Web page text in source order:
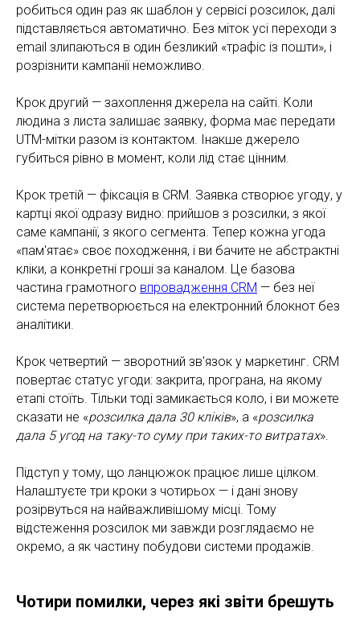
робиться один раз як шаблон у сервісі розсилок, далі
підставляється автоматично. Без міток усі переходи з
email злипаються в один безликий «трафіс із пошти», і
розрізнити кампанії неможливо.
Крок другий — захоплення джерела на сайті. Коли
людина з листа залишає заявку, форма має передати
UTM-мітки разом із контактом. Інакше джерело
губиться рівно в момент, коли лід стає цінним.
Крок третій — фіксація в CRM. Заявка створює угоду, у
картці якої одразу видно: прийшов з розсилки, з якої
саме кампанії, з якого сегмента. Тепер кожна угода
«пам'ятає» своє походження, і ви бачите не абстрактні
кліки, а конкретні гроші за каналом. Це базова
частина грамотного впровадження CRM — без неї
система перетворюється на електронний блокнот без
аналітики.
Крок четвертий — зворотний зв'язок у маркетинг. CRM
повертає статус угоди: закрита, програна, на якому
етапі стоїть. Тільки тоді замикається коло, і ви можете
сказати не «розсилка дала 30 кліків», а «розсилка
дала 5 угод на таку-то суму при таких-то витратах».
Підступ у тому, що ланцюжок працює лише цілком.
Налаштуєте три кроки з чотирьох — і дані знову
розірвуться на найважливішому місці. Тому
відстеження розсилок ми завжди розглядаємо не
окремо, а як частину побудови системи продажів.
Чотири помилки, через які звіти брешуть